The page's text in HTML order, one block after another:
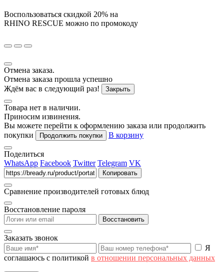
Воспользоваться скидкой 20% на
RHINO RESCUE можно по промокоду
Отмена заказа.
Отмена заказа прошла успешно
Ждём вас в следующий раз!
Закрыть
Товара нет в наличии.
Приносим извинения.
Вы можете перейти к оформлению заказа или продолжить
покупки
Продолжить покупки В корзину
Поделиться
WhatsApp Facebook Twitter Telegram VK
Копировать
Сравнение производителей готовых блюд
Восстановление пароля
Восстановить
Заказать звонок
Я
соглашаюсь с политикой в отношении персональных данных